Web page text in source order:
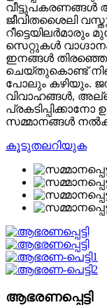
വീട്ടുപകരണങ്ങൾ
ജീവിതശൈലി
റീട്ടെയിലർമാരും
സെറ്റുകൾ
ഇനങ്ങൾ
ചെയ്തുകൊണ്ട്
പോലും കഴിയും.
വിവാഹങ്ങൾ,
സമ്മാനങ്ങൾ
കൂടുതലറിയുക
ആഭരണപ്പെട്ടി